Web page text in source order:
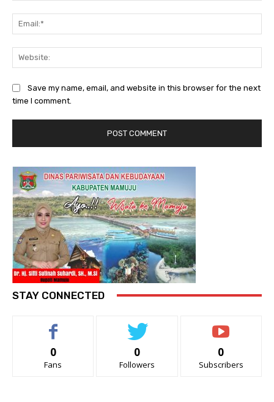
Save my name, email, and website in this browser for the next
time I comment.
STAY CONNECTED
0
Fans
0
Followers
0
Subscribers